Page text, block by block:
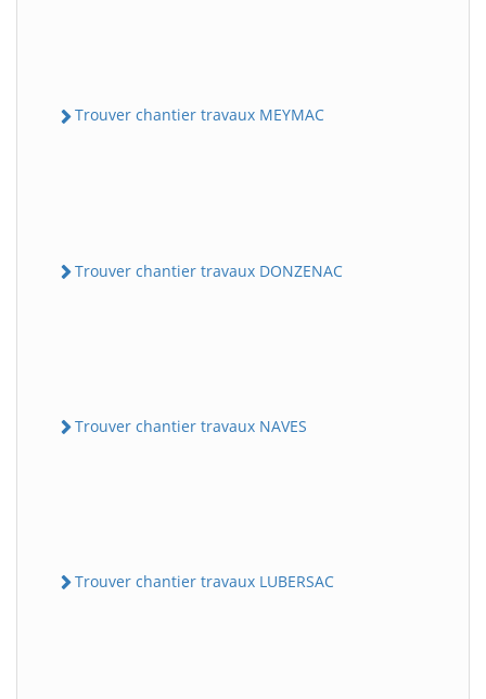
Trouver chantier travaux MEYMAC
Trouver chantier travaux DONZENAC
Trouver chantier travaux NAVES
Trouver chantier travaux LUBERSAC